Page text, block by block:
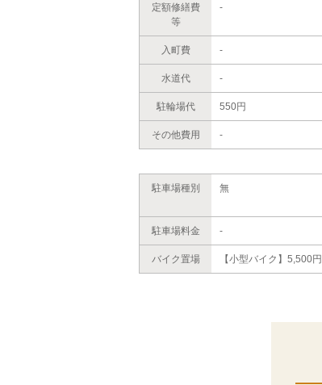
定額修繕費
等
-
入町費 -
水道代 -
駐輪場代 550円
その他費用 -
駐車場種別 無
駐車場料金 -
バイク置場 【小型バイク】5,500円